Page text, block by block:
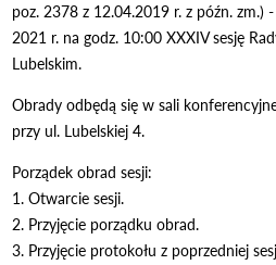
poz. 2378 z 12.04.2019 r. z późn. zm.)
2021 r. na godz. 10:00 XXXIV sesję
Lubelskim.
Obrady odbędą się w sali
przy ul. Lubelskiej 4.
Porządek obrad sesji:
1. Otwarcie sesji.
2. Przyjęcie porządku obrad.
3. Przyjęcie protokołu z poprzedniej